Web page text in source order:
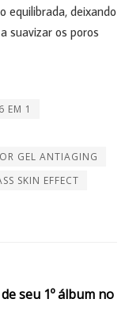
equilibrada, deixando
suavizar os poros
EM 1
GEL ANTIAGING
SKIN EFFECT
seu 1º álbum no